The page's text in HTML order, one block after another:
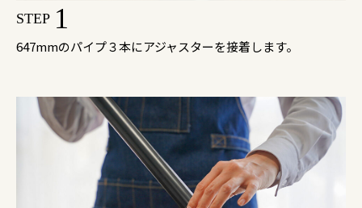
STEP 1
647mmのパイプ３本にアジャスターを接着します。